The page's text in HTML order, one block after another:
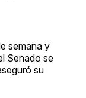
semana y
Senado se
su